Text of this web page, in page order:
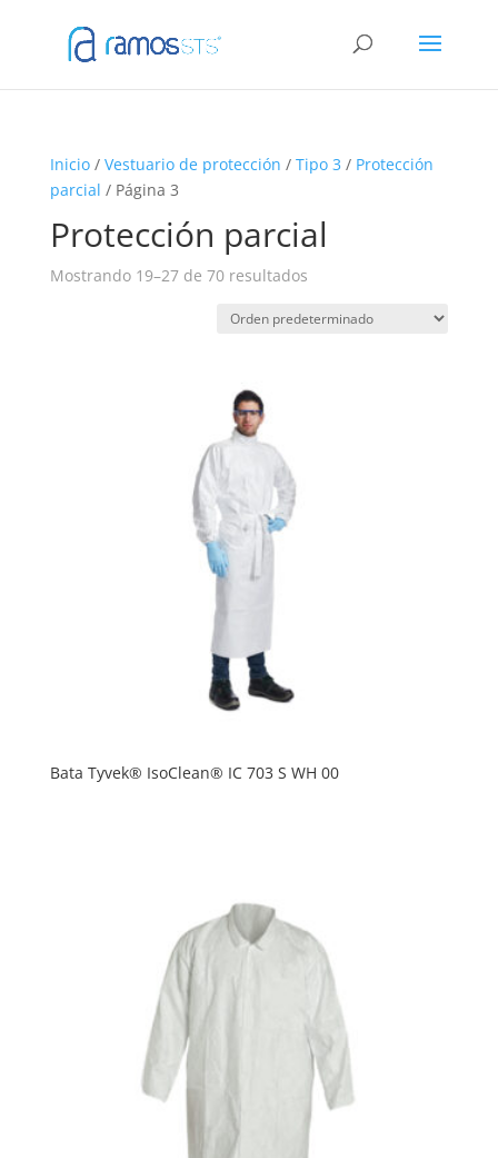
Inicio/ Vestuario de protección / Tipo 3 / Protección
parcial / Página 3
Protección parcial
Mostrando 19–27 de 70 resultados
Bata Tyvek® IsoClean® IC 703 S WH 00